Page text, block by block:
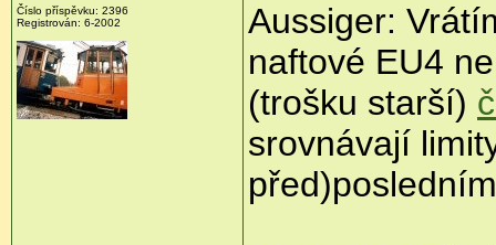
Číslo příspěvku: 2396
Registrován: 6-2002
Aussiger:
naftové EU4
(trošku starší)
srovnávají